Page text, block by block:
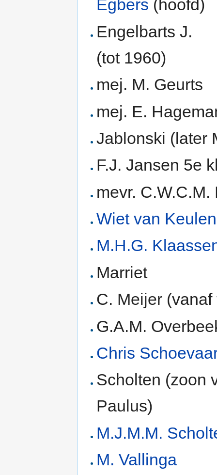
Egbers (hoofd)
Engelbarts J.
(tot 1960)
mej. M. Geurts
mej. E.
Jablonski (later
F.J. Jansen 5e
mevr.
Wiet van Keulen
M.H.G.
Marriet
C. Meijer
G.A.M.
Chris
Scholten (zoon
Paulus)
M.J.M.M.
M. Vallinga